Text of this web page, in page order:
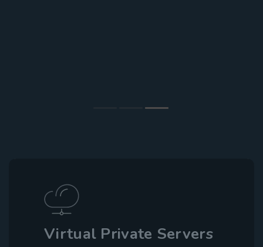
Virtual Private Servers